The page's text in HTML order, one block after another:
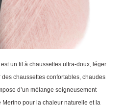
un fil à chaussettes ultra-doux, léger
chaussettes confortables, chaudes
d’un mélange soigneusement
pour la chaleur naturelle et la